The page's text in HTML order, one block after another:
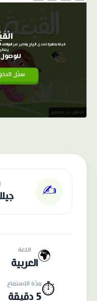
قبعة مغامرة تتحدى الرياح وتطير عبر
للوصول
سجّل
الناشر: دار عصافير
✍️
🌍 اللغة
العربية
⏱️مدّة الاستماع
5 دقيقة